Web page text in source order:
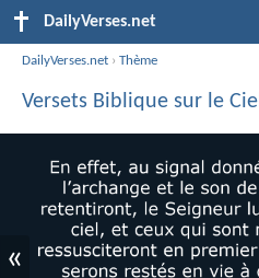
DailyVerses.net
DailyVerses.net ›Thème
Versets Biblique sur le Ciel
«